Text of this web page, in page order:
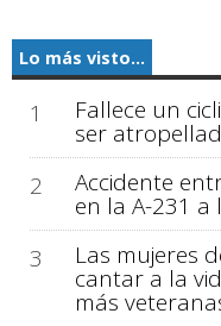
Lo más visto...
1 Fallece un
ser
2
Accidente
en la A-231
3
Las mujeres
cantar a la
más